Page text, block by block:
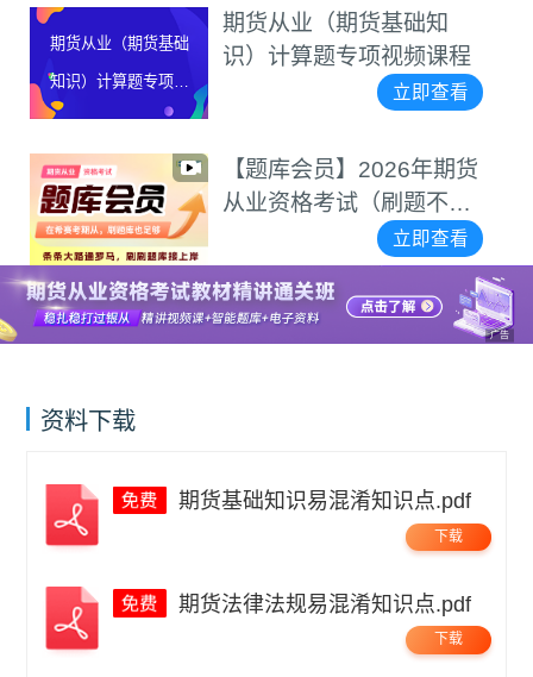
期货从业（期货基础
知识）计算题专项视
频课程
期货从业（期货基础知
识）计算题专项视频课程
立即查看
【题库会员】2026年期货
从业资格考试（刷题不用
立即查看
广告
资料下载
期货基础知识易混淆知识点.pdf
下载
期货法律法规易混淆知识点.pdf
下载